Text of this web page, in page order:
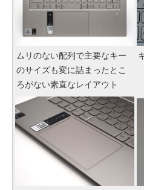
ムリのない配列で主要なキー
のサイズも変に詰まったとこ
ろがない素直なレイアウト